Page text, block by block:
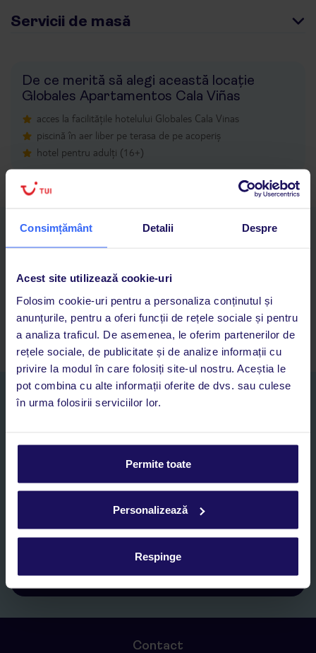
Consimțământ Detalii Despre
Acest site utilizează cookie-uri
Folosim cookie-uri pentru a personaliza conținutul și
anunțurile, pentru a oferi funcții de rețele sociale și pentru
a analiza traficul. De asemenea, le oferim partenerilor de
rețele sociale, de publicitate și de analize informații cu
privire la modul în care folosiți site-ul nostru. Aceștia le
pot combina cu alte informații oferite de dvs. sau culese
în urma folosirii serviciilor lor.
Permite toate
Personalizează
Respinge
Servicii de masă
De ce merită să alegi această locație
Globales Apartamentos Cala Viñas
acces la facilitățile hotelului Globales Cala Vinas
piscină în aer liber pe terasa de pe acoperiș
hotel pentru adulți (16+)
Descarcă acum aplicația TUI
Cauți rapid vacanțe și hoteluri din toată lumea
Acces la rezervările curente pentru vacanțe și hoteluri, într-o
singură aplicație
Asistență 24/7 prin chat, pe toată durata vacanței
Abonați-vă la newsletter
Sunt de acord cu prelucrarea datelor mele personale de către TUI
Romania SRL în scopuri de marketing, în cadrul și în scopul
specificat în„Informații privind prelucrarea datelor cu caracter
inclusiv utilizarea așa-numitelor sisteme de apelare automată.
Contact